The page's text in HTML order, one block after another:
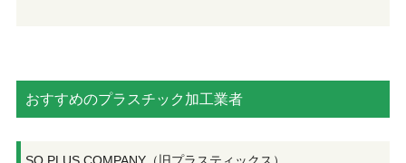
おすすめのプラスチック加工業者